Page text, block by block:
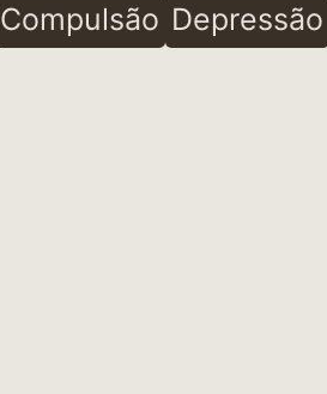
Compulsão Depressão